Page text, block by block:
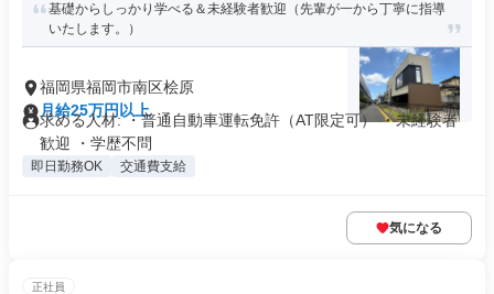
基礎からしっかり学べる＆未経験者歓迎（先輩が一から丁寧に指導
いたします。）
福岡県福岡市南区桧原
月給25万円以上
求める人材: ・普通自動車運転免許（AT限定可） ・未経験者
歓迎 ・学歴不問
即日勤務OK 交通費支給
気になる
正社員